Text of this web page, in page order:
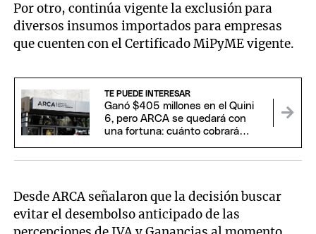
Por otro, continúa vigente la exclusión para
diversos insumos importados para empresas
que cuenten con el Certificado MiPyME vigente.
TE PUEDE INTERESAR
Ganó $405 millones en el Quini
6, pero ARCA se quedará con
una fortuna: cuánto cobrará
Desde ARCA señalaron que la decisión buscar
evitar el desembolso anticipado de las